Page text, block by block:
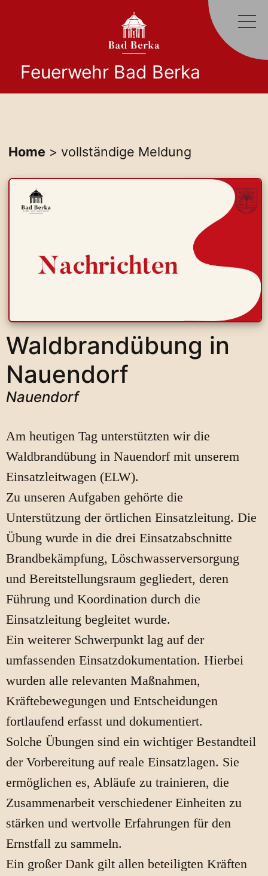
Feuerwehr Bad Berka
Home > vollständige Meldung
Waldbrandübung in
Nauendorf
Nauendorf
Am heutigen Tag unterstützten wir die
Waldbrandübung in Nauendorf mit unserem
Einsatzleitwagen (ELW).
Zu unseren Aufgaben gehörte die
Unterstützung der örtlichen Einsatzleitung. Die
Übung wurde in die drei Einsatzabschnitte
Brandbekämpfung, Löschwasserversorgung
und Bereitstellungsraum gegliedert, deren
Führung und Koordination durch die
Einsatzleitung begleitet wurde.
Ein weiterer Schwerpunkt lag auf der
umfassenden Einsatzdokumentation. Hierbei
wurden alle relevanten Maßnahmen,
Kräftebewegungen und Entscheidungen
fortlaufend erfasst und dokumentiert.
Solche Übungen sind ein wichtiger Bestandteil
der Vorbereitung auf reale Einsatzlagen. Sie
ermöglichen es, Abläufe zu trainieren, die
Zusammenarbeit verschiedener Einheiten zu
stärken und wertvolle Erfahrungen für den
Ernstfall zu sammeln.
Ein großer Dank gilt allen beteiligten Kräften